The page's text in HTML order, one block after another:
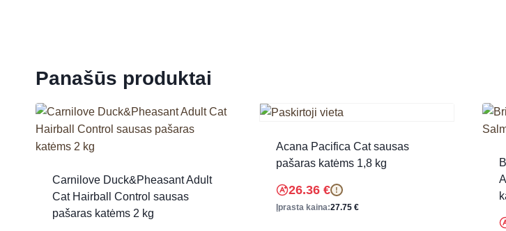
Panašūs produktai
Carnilove Duck&Pheasant Adult
Cat Hairball Control sausas
pašaras katėms 2 kg
Acana Pacifica Cat sausas
pašaras katėms 1,8 kg
26.36 € !
Įprasta kaina:27.75 €